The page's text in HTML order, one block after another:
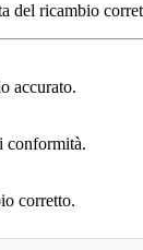
del ricambio
accurato.
conformità.
corretto.